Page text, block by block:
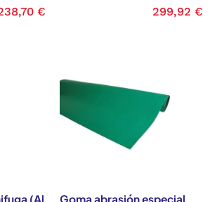
de gran resistentes a los ácidos, al
Son modelos de gran elasticidad y
ayuda para los trabajos
técnicas de cada artículo
€ 299,92 €
(Al
Goma abrasión especial